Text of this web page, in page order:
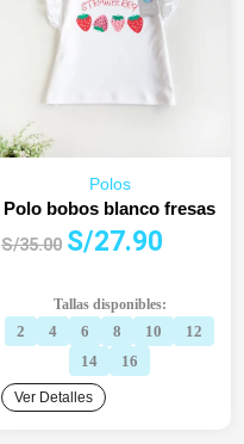
Polos
Polo bobos blanco fresas
S/35.00
El
era:
S/35.00.
S/27.90
es:
S/27.90.
Tallas disponibles:
2 4 6 8 10
12
14
16
Ver Detalles